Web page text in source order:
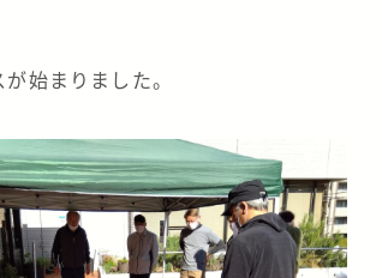
始まりました。